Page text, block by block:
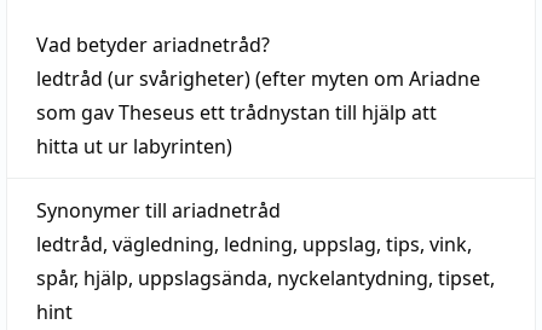
Vad betyderariadnetråd?
ledtråd (ur svårigheter) (efter myten om Ariadne
som gav Theseus ett trådnystan till hjälp att
hitta ut ur labyrinten)
Synonymer till ariadnetråd
ledtråd, vägledning, ledning, uppslag, tips, vink,
spår, hjälp, uppslagsända, nyckelantydning, tipset,
hint